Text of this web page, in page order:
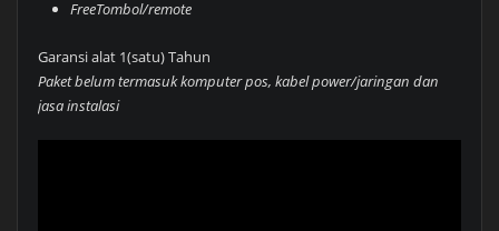
FreeTombol/remote
Garansi alat 1(satu) Tahun
Paket belum termasuk komputer pos, kabel power/jaringan dan
jasa instalasi